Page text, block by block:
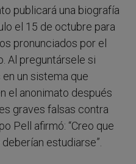
publicará una biografía
el 15 de octubre para
pronunciados por el
Al preguntársele si
un sistema que
el anonimato después
graves falsas contra
Pell afirmó: “Creo que
estudiarse”.